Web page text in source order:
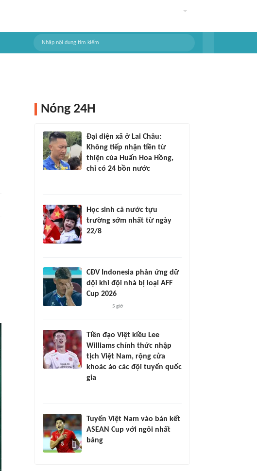
Nóng 24H
Đại diện xã ở Lai Châu:
Không tiếp nhận tiền từ
thiện của Huấn Hoa Hồng,
chỉ có 24 bồn nước
Học sinh cả nước tựu
trường sớm nhất từ ngày
22/8
CĐV Indonesia phản ứng dữ
dội khi đội nhà bị loại AFF
Cup 2026
5 giờ
Tiền đạo Việt kiều Lee
Williams chính thức nhập
tịch Việt Nam, rộng cửa
khoác áo các đội tuyển quốc
gia
Tuyển Việt Nam vào bán kết
ASEAN Cup với ngôi nhất
bảng